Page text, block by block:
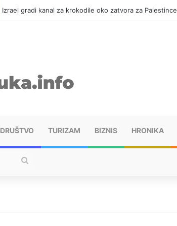
Izrael gradi kanal za krokodile oko zatvora za Palestince
DRUŠTVO TURIZAM BIZNIS HRONIKA